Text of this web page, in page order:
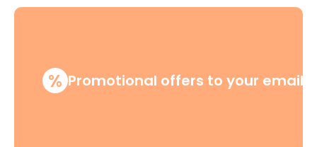
% Promotional offers to your email